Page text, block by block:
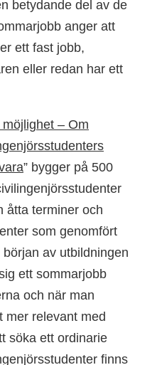
betydande del av de
anger att
ett fast jobb,
eller redan har ett
– Om
” bygger på 500
åtta terminer och
som genomfört
av utbildningen
ett sommarjobb
och när man
mer relevant med
söka ett ordinarie
finns